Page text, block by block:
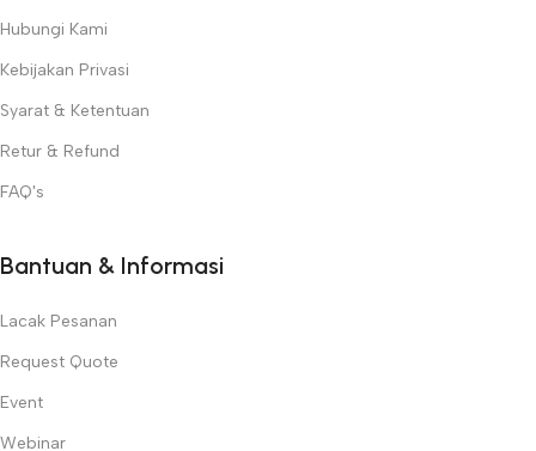
Hubungi Kami
Kebijakan Privasi
Syarat & Ketentuan
Retur & Refund
FAQ's
Bantuan & Informasi
Lacak Pesanan
Request Quote
Event
Webinar